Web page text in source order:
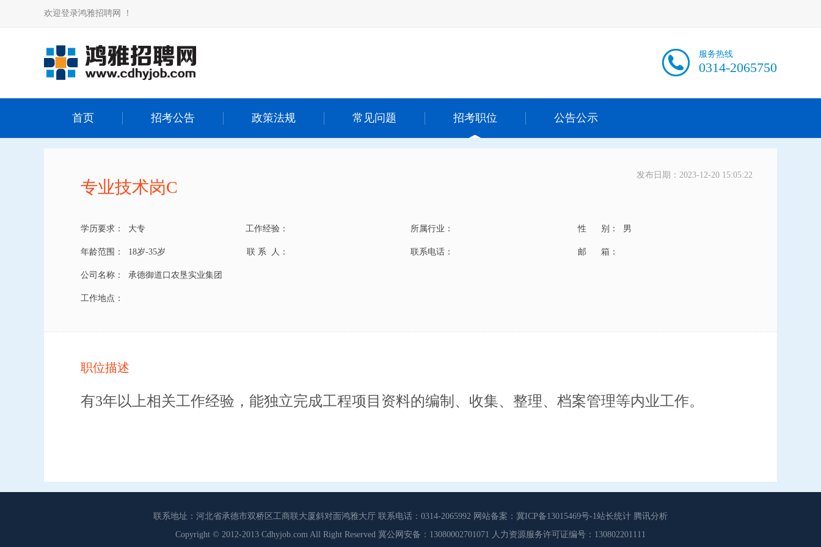
欢迎登录鸿雅招聘网 ！
服务热线
0314-2065750
首页 招考公告 政策法规 常见问题 招考职位 公告公示
发布日期：2023-12-20 15:05:22
专业技术岗C
学历要求： 大专 工作经验： 所属行业： 性 别： 男
年龄范围： 18岁-35岁 联 系 人： 联系电话： 邮 箱：
公司名称： 承德御道口农垦实业集团
工作地点：
职位描述
有3年以上相关工作经验，能独立完成工程项目资料的编制、收集、整理、档案管理等内业工作。
联系地址：河北省承德市双桥区工商联大厦斜对面鸿雅大厅 联系电话：0314-2065992 网站备案：冀ICP备13015469号-1站长统计 腾讯分析
Copyright © 2012-2013 Cdhyjob.com All Right Reserved 冀公网安备：13080002701071 人力资源服务许可证编号：130802201111